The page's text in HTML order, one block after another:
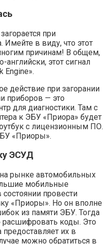
при
Имейте в виду, что этот
причинам! В общем,
этот сигнал
Engine».
действие при загорании
приборов — это
для диагностики. Там с
к ЭБУ «Приора» будет
с лицензионным ПО.
«Приоры».
ЭСУД
рынке автомобильных
мобильные
состоянии провести
«Приоры». Но он вполне
из памяти ЭБУ. Тогда
расшифровать коды. Это
предоставляет их в
можно обратиться в